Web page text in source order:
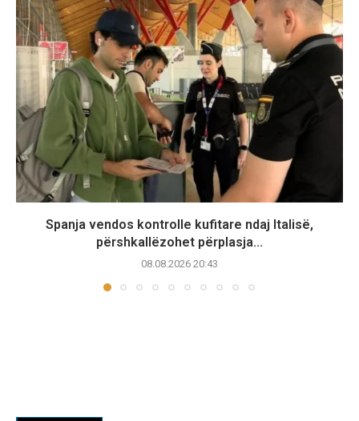
Spanja vendos kontrolle kufitare ndaj Italisë,
përshkallëzohet përplasja...
08.08.2026 20:43